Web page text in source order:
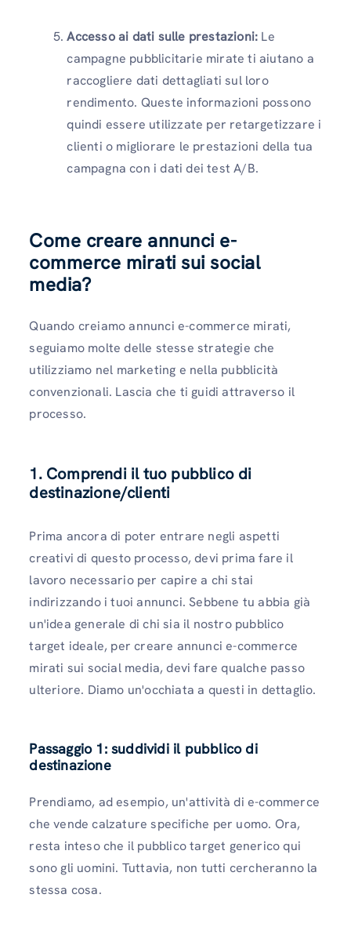
Accesso ai dati sulle prestazioni: Le
campagne pubblicitarie mirate ti aiutano a
raccogliere dati dettagliati sul loro
rendimento. Queste informazioni possono
quindi essere utilizzate per retargetizzare i
clienti o migliorare le prestazioni della tua
campagna con i dati dei test A/B.
Come creare annunci e-
commerce mirati sui social
media?
Quando creiamo annunci e-commerce mirati,
seguiamo molte delle stesse strategie che
utilizziamo nel marketing e nella pubblicità
convenzionali. Lascia che ti guidi attraverso il
processo.
1. Comprendi il tuo pubblico di
destinazione/clienti
Prima ancora di poter entrare negli aspetti
creativi di questo processo, devi prima fare il
lavoro necessario per capire a chi stai
indirizzando i tuoi annunci. Sebbene tu abbia già
un'idea generale di chi sia il nostro pubblico
target ideale, per creare annunci e-commerce
mirati sui social media, devi fare qualche passo
ulteriore. Diamo un'occhiata a questi in dettaglio.
Passaggio 1: suddividi il pubblico di
destinazione
Prendiamo, ad esempio, un'attività di e-commerce
che vende calzature specifiche per uomo. Ora,
resta inteso che il pubblico target generico qui
sono gli uomini. Tuttavia, non tutti cercheranno la
stessa cosa.